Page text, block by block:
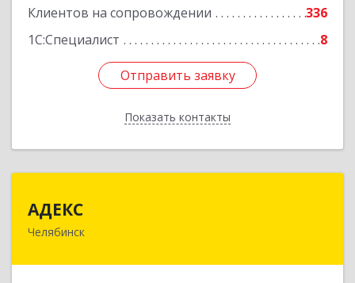
Клиентов на сопровождении
336
1С:Специалист
8
Отправить заявку
Показать контакты
Подробнее
Отправить заявку
Назад
АДЕКС
Челябинск
454080, Челябинская обл, Челябинск г, Смирных